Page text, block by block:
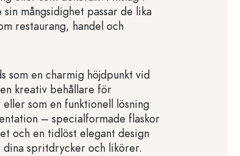
sin mångsidighet passar de lika
restaurang, handel och
som en charmig höjdpunkt vid
kreativ behållare för
som en funktionell lösning
– specialformade flaskor
och en tidlöst elegant design
spritdrycker och likörer.